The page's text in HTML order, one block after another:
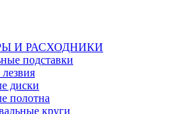
И РАСХОДНИКИ
подставки
диски
полотна
круги